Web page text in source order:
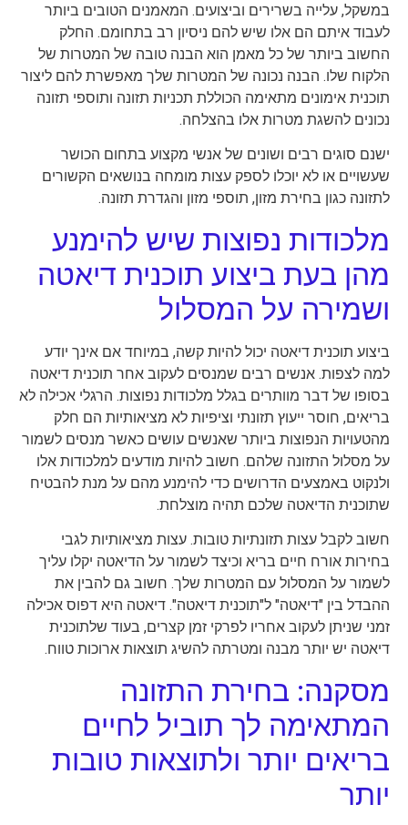
במשקל, עלייה בשרירים וביצועים. המאמנים הטובים ביותר
לעבוד איתם הם אלו שיש להם ניסיון רב בתחומם. החלק
החשוב ביותר של כל מאמן הוא הבנה טובה של המטרות של
הלקוח שלו. הבנה נכונה של המטרות שלך מאפשרת להם ליצור
תוכנית אימונים מתאימה הכוללת תכניות תזונה ותוספי תזונה
נכונים להשגת מטרות אלו בהצלחה.
ישנם סוגים רבים ושונים של אנשי מקצוע בתחום הכושר
שעשויים או לא יוכלו לספק עצות מומחה בנושאים הקשורים
לתזונה כגון בחירת מזון, תוספי מזון והגדרת תזונה.
מלכודות נפוצות שיש להימנע
מהן בעת ביצוע תוכנית דיאטה
ושמירה על המסלול
ביצוע תוכנית דיאטה יכול להיות קשה, במיוחד אם אינך יודע
למה לצפות. אנשים רבים שמנסים לעקוב אחר תוכנית דיאטה
בסופו של דבר מוותרים בגלל מלכודות נפוצות. הרגלי אכילה לא
בריאים, חוסר ייעוץ תזונתי וציפיות לא מציאותיות הם חלק
מהטעויות הנפוצות ביותר שאנשים עושים כאשר מנסים לשמור
על מסלול התזונה שלהם. חשוב להיות מודעים למלכודות אלו
ולנקוט באמצעים הדרושים כדי להימנע מהם על מנת להבטיח
שתוכנית הדיאטה שלכם תהיה מוצלחת.
חשוב לקבל עצות תזונתיות טובות. עצות מציאותיות לגבי
בחירות אורח חיים בריא וכיצד לשמור על הדיאטה יקלו עליך
לשמור על המסלול עם המטרות שלך. חשוב גם להבין את
ההבדל בין "דיאטה" ל"תוכנית דיאטה". דיאטה היא דפוס אכילה
זמני שניתן לעקוב אחריו לפרקי זמן קצרים, בעוד שלתוכנית
דיאטה יש יותר מבנה ומטרתה להשיג תוצאות ארוכות טווח.
מסקנה: בחירת התזונה
המתאימה לך תוביל לחיים
בריאים יותר ולתוצאות טובות
יותר